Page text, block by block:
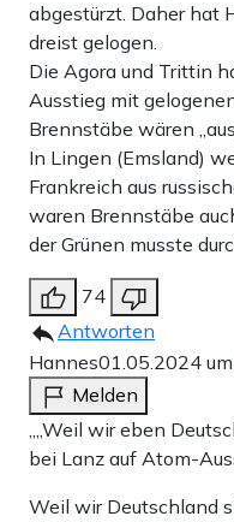
abgestürzt. Daher hat
dreist gelogen.
Die Agora und Trittin
Ausstieg mit
Brennstäbe wären
In Lingen (Emsland)
Frankreich aus
waren Brennstäbe
der Grünen musste
74
Antworten
Hannes01.05.2024
Melden
„„Weil wir eben
bei Lanz auf Atom-
Weil wir Deutschland